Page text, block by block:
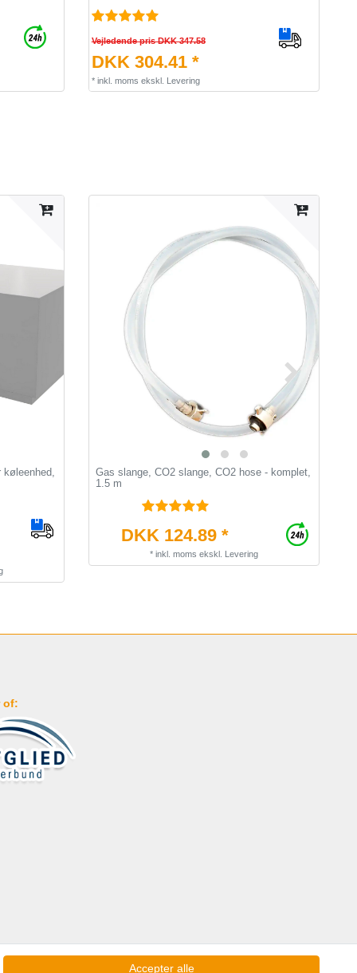
Vejledende pris DKK 347.58
DKK 304.41 *
* inkl. moms ekskl. Levering
køleenhed,
Gas slange, CO2 slange, CO2 hose - komplet,
1.5 m
DKK 124.89 *
* inkl. moms ekskl. Levering
of:
Accepter alle